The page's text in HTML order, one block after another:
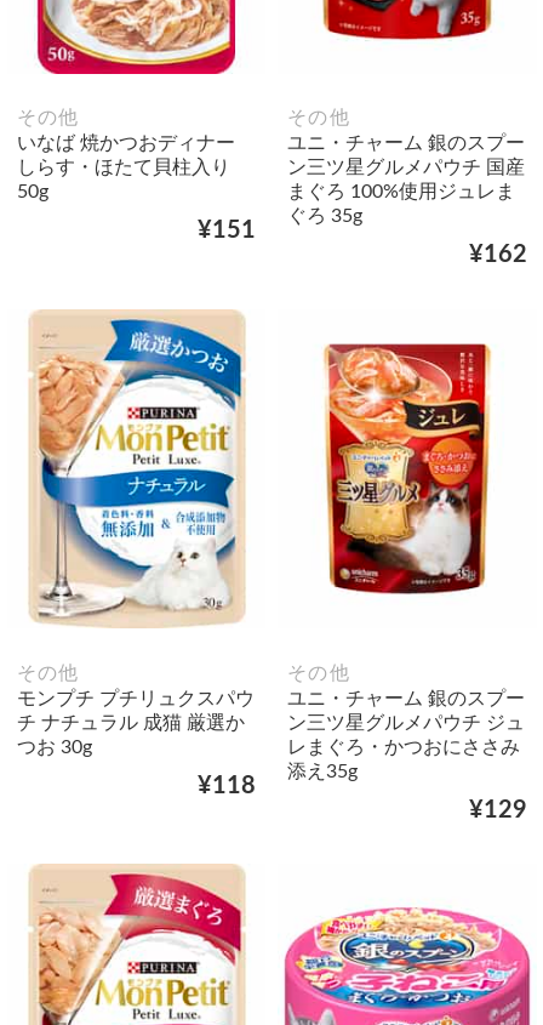
その他
いなば 焼かつおディナー
しらす・ほたて貝柱入り
50g
¥151
その他
ユニ・チャーム 銀のスプー
ン三ツ星グルメパウチ 国産
まぐろ 100%使用ジュレま
ぐろ 35g
¥162
その他
モンプチ プチリュクスパウ
チ ナチュラル 成猫 厳選か
つお 30g
¥118
その他
ユニ・チャーム 銀のスプー
ン三ツ星グルメパウチ ジュ
レまぐろ・かつおにささみ
添え35g
¥129